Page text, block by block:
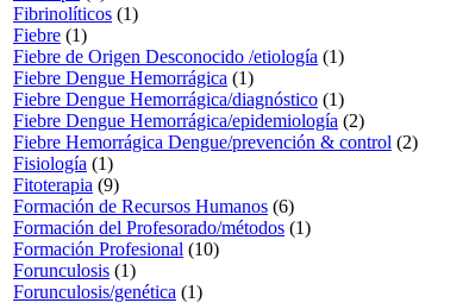
Fibrinolíticos (1)
Fiebre (1)
Fiebre de Origen Desconocido /etiología (1)
Fiebre Dengue Hemorrágica (1)
Fiebre Dengue Hemorrágica/diagnóstico (1)
Fiebre Dengue Hemorrágica/epidemiología (2)
Fiebre Hemorrágica Dengue/prevención & control (2)
Fisiología (1)
Fitoterapia (9)
Formación de Recursos Humanos (6)
Formación del Profesorado/métodos (1)
Formación Profesional (10)
Forunculosis (1)
Forunculosis/genética (1)